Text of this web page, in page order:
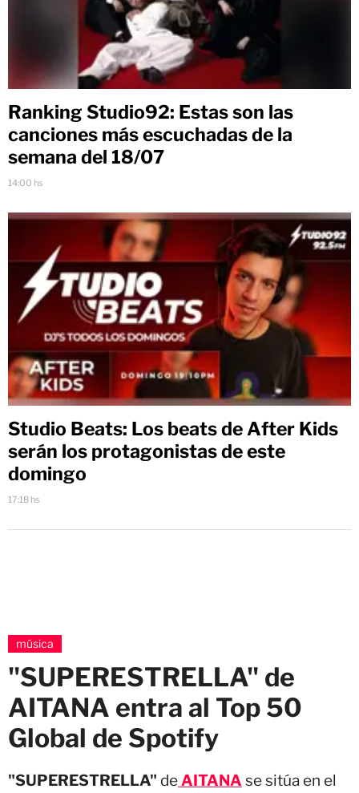
Ranking Studio92: Estas son las
canciones más escuchadas de la
semana del 18/07
14:00 hs
Studio Beats: Los beats de After Kids
serán los protagonistas de este
domingo
17:18 hs
música
"SUPERESTRELLA" de
AITANA entra al Top 50
Global de Spotify
"SUPERESTRELLA" deAITANA se sitúa en el